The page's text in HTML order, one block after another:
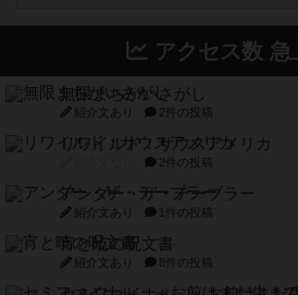
アクセス数 急
無限まちがいさがし
紹介文あり 2件の投稿
リワイルド：サウスアメリカ
2件の投稿
アンダー・ザ・テーブラー
紹介文あり 1件の投稿
宵と暁の呪文書
紹介文あり 8件の投稿